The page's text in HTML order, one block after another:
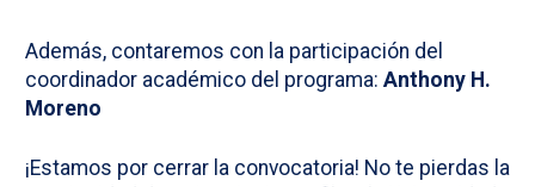
Además, contaremos con la participación del
coordinador académico del programa: Anthony H.
Moreno
¡Estamos por cerrar la convocatoria! No te pierdas la